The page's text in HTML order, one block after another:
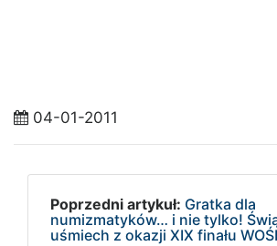
04-01-2011
Poprzedni artykuł: Gratka dla
numizmatyków… i nie tylko!
uśmiech z okazji XIX finału